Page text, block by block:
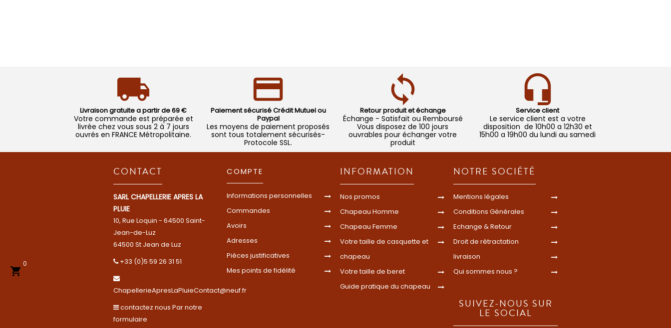
Livraison gratuite a partir de 69 €
Votre commande est préparée et
livrée chez vous sous 2 à 7 jours
ouvrés en FRANCE Métropolitaine.
Paiement sécurisé Crédit Mutuel ou
Paypal
Les moyens de paiement proposés
sont tous totalement sécurisés-
Protocole SSL.
Retour produit et échange
Échange - Satisfait ou Remboursé
Vous disposez de 100 jours
ouvrables pour échanger votre
produit
Service client
Le service client est a votre
disposition de 10h00 a 12h30 et
15h00 a 19h00 du lundi au samedi
CONTACT
SARL CHAPELLERIE APRES LA
PLUIE
10, Rue Loquin - 64500 Saint-
Jean-de-Luz
64500 St Jean de Luz
+33 (0)5 59 26 31 51
ChapellerieApresLaPluieContact@neuf.fr
contactez nous Par notre
formulaire
COMPTE
Informations personnelles
Commandes
Avoirs
Adresses
Pièces justificatives
Mes points de fidélité
INFORMATION
Nos promos
Chapeau Homme
Chapeau Femme
Votre taille de casquette et
chapeau
Votre taille de beret
Guide pratique du chapeau
NOTRE SOCIÉTÉ
Mentions légales
Conditions Générales
Echange & Retour
Droit de rétractation
livraison
Qui sommes nous ?
SUIVEZ-NOUS SUR
LE SOCIAL

0